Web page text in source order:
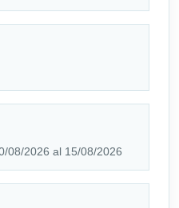
08/2026 al 15/08/2026